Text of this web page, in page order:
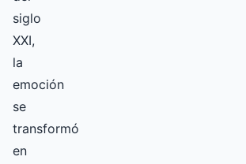
siglo
XXI,
la
emoción
se
transformó
en